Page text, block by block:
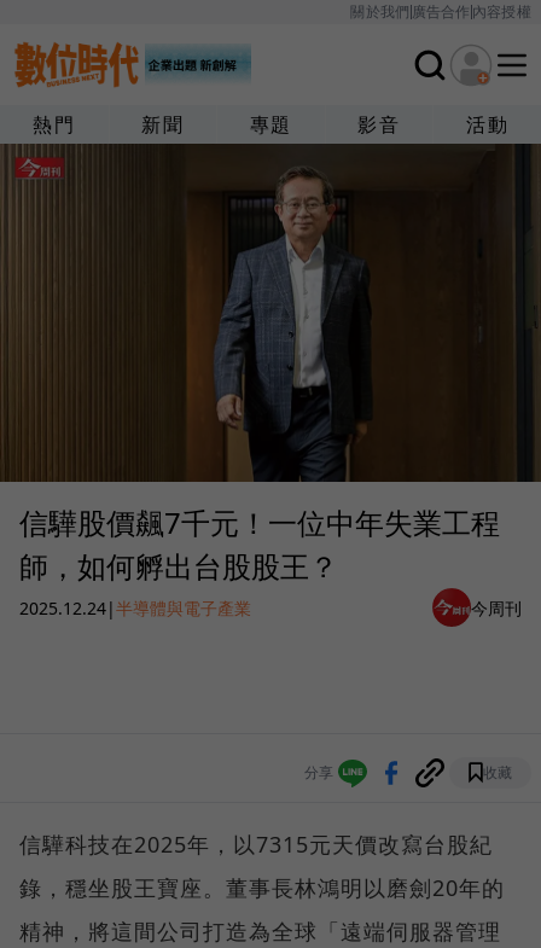
關於我們廣告合作內容授權
熱門 新聞 專題 影音 活動
信驊股價飆7千元！一位中年失業工程
師，如何孵出台股股王？
2025.12.24|半導體與電子產業 今周刊
分享 收藏
信驊科技在2025年，以7315元天價改寫台股紀
錄，穩坐股王寶座。董事長林鴻明以磨劍20年的
精神，將這間公司打造為全球「遠端伺服器管理